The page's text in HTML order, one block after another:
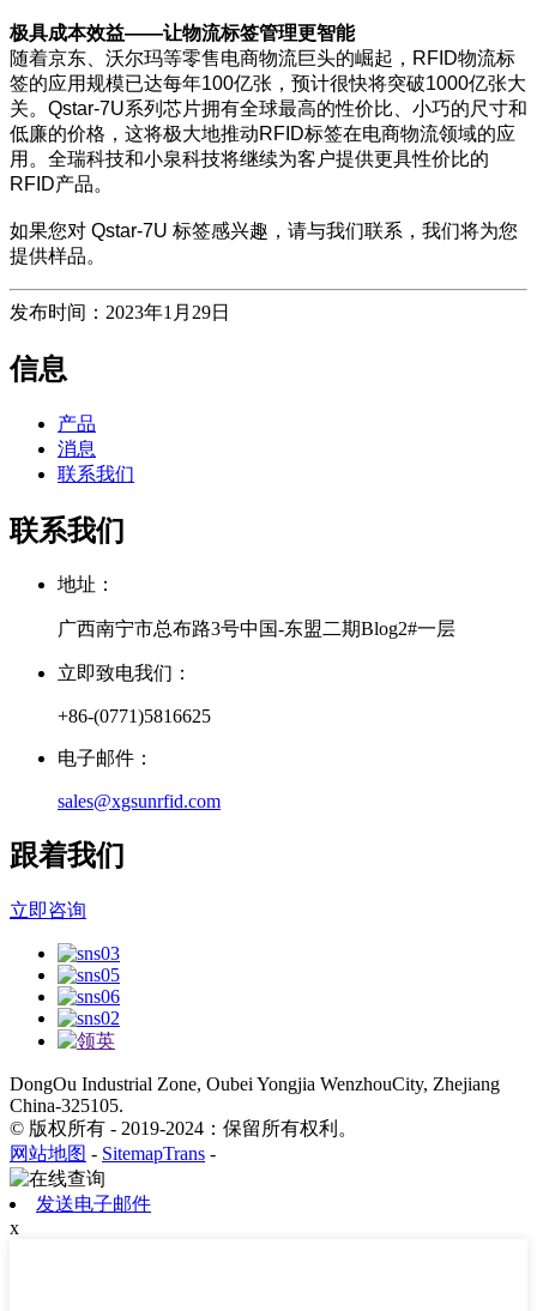
极具成本效益——让物流标签管理更智能
随着京东、沃尔玛等零售电商物流巨头的崛起，RFID物流标
签的应用规模已达每年100亿张，预计很快将突破1000亿张大
关。Qstar-7U系列芯片拥有全球最高的性价比、小巧的尺寸和
低廉的价格，这将极大地推动RFID标签在电商物流领域的应
用。全瑞科技和小泉科技将继续为客户提供更具性价比的
RFID产品。
如果您对 Qstar-7U 标签感兴趣，请与我们联系，我们将为您
提供样品。
发布时间：2023年1月29日
信息
产品
消息
联系我们
联系我们
地址：
广西南宁市总布路3号中国-东盟二期Blog2#一层
立即致电我们：
+86-(0771)5816625
电子邮件：
sales@xgsunrfid.com
跟着我们
立即咨询
DongOu Industrial Zone, Oubei Yongjia WenzhouCity, Zhejiang
China-325105.
© 版权所有 - 2019-2024：保留所有权利。
网站地图 - SitemapTrans -
发送电子邮件
x